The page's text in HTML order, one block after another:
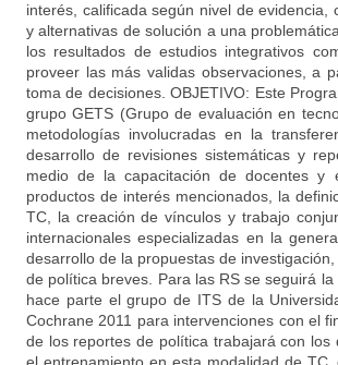
interés, calificada según nivel de
y alternativas de solución a una
los resultados de estudios integrativos
proveer las más validas observaciones, a
toma de decisiones. OBJETIVO: Este
grupo GETS (Grupo de evaluación en
metodologías involucradas en la
desarrollo de revisiones sistemáticas y
medio de la capacitación de docentes y
productos de interés mencionados, la
TC, la creación de vínculos y trabajo
internacionales especializadas en la
desarrollo de la propuestas de
de política breves. Para las RS se seguirá
hace parte el grupo de ITS de la
Cochrane 2011 para intervenciones con el
de los reportes de política trabajará con